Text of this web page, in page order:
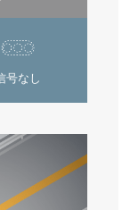
号なし